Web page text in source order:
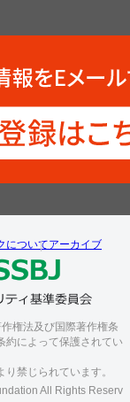
についてアーカイブ
権法及び国際著作権条
約によって保護されてい
禁じられています。
All Rights Reserv